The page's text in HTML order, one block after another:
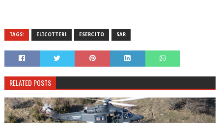
TAGS: ELICOTTERI ESERCITO SAR
RELATED POSTS